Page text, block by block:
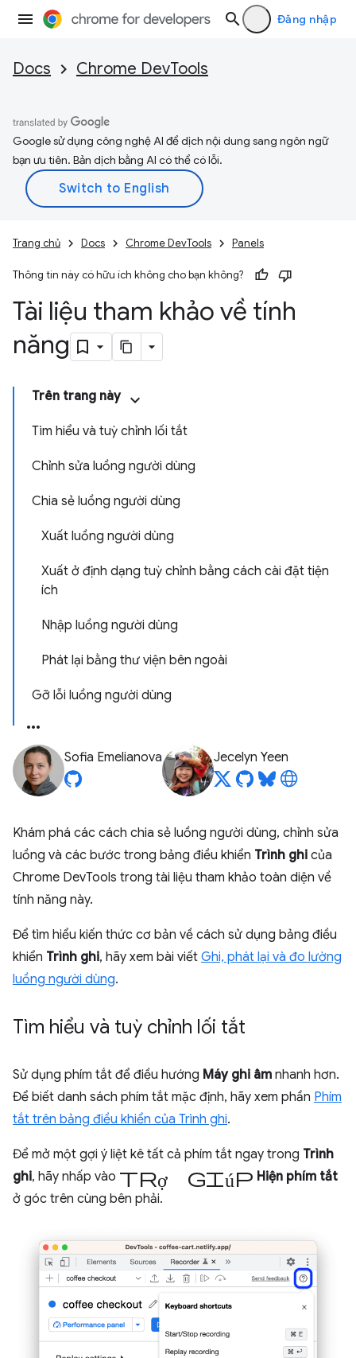
Đăng nhập
Docs Chrome DevTools
Google sử dụng công nghệ AI để dịch nội dung sang ngôn ngữ
bạn ưu tiên. Bản dịch bằng AI có thể có lỗi.
Trang chủ Docs Chrome DevTools Panels
Thông tin này có hữu ích không cho bạn không?
Tài liệu tham khảo về tính
năng
Trên trang này
Tìm hiểu và tuỳ chỉnh lối tắt
Chỉnh sửa luồng người dùng
Chia sẻ luồng người dùng
Xuất luồng người dùng
Xuất ở định dạng tuỳ chỉnh bằng cách cài đặt tiện
ích
Nhập luồng người dùng
Phát lại bằng thư viện bên ngoài
Gỡ lỗi luồng người dùng
Sofia Emelianova Jecelyn Yeen
Khám phá các cách chia sẻ luồng người dùng, chỉnh sửa
luồng và các bước trong bảng điều khiển Trình ghi của
Chrome DevTools trong tài liệu tham khảo toàn diện về
tính năng này.
Để tìm hiểu kiến thức cơ bản về cách sử dụng bảng điều
khiển Trình ghi, hãy xem bài viết Ghi, phát lại và đo lường
luồng người dùng.
Tìm hiểu và tuỳ chỉnh lối tắt
Sử dụng phím tắt để điều hướng Máy ghi âm nhanh hơn.
Để biết danh sách phím tắt mặc định, hãy xem phần Phím
tắt trên bảng điều khiển của Trình ghi.
Để mở một gợi ý liệt kê tất cả phím tắt ngay trong Trình
ghi, hãy nhấp vào trợ giúp Hiện phím tắt
ở góc trên cùng bên phải.